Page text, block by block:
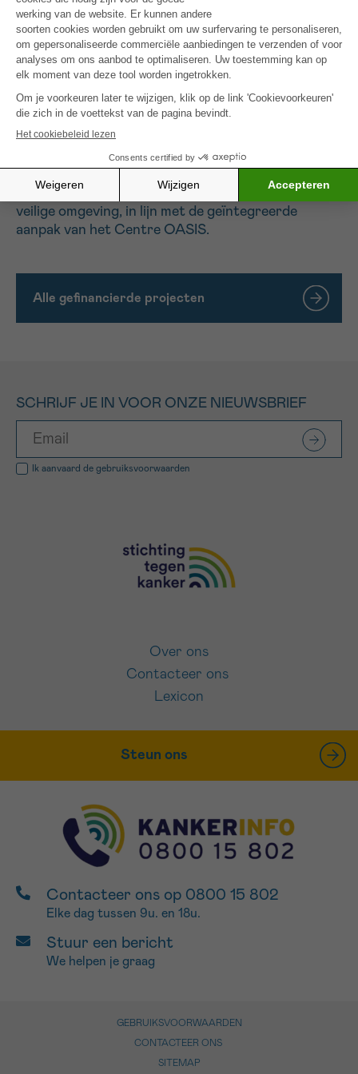
harmonie tussen lichaam en geest in een
welwillende sfeer.
Ten slotte vormen de fotosessies
, voorafgegaan
esthetici, een hoogtepunt in het versterken van
het zelfbeeld. Ze helpen de patiënten om met een
nieuwe, positieve blik naar hun lichaam te kijken.
lichaam en de identiteit van de patiënten in een
veilige omgeving, in lijn met de geïntegreerde
aanpak van het Centre OASIS.
Alle gefinancierde projecten
SCHRIJF JE IN VOOR ONZE NIEUWSBRIEF
Ik aanvaard de gebruiksvoorwaarden
Over ons
Contacteer ons
Lexicon
Steun ons
Contacteer ons op 0800 15 802
Elke dag tussen 9u. en 18u.
Stuur een bericht
We helpen je graag
GEBRUIKSVOORWAARDEN
CONTACTEER ONS
SITEMAP